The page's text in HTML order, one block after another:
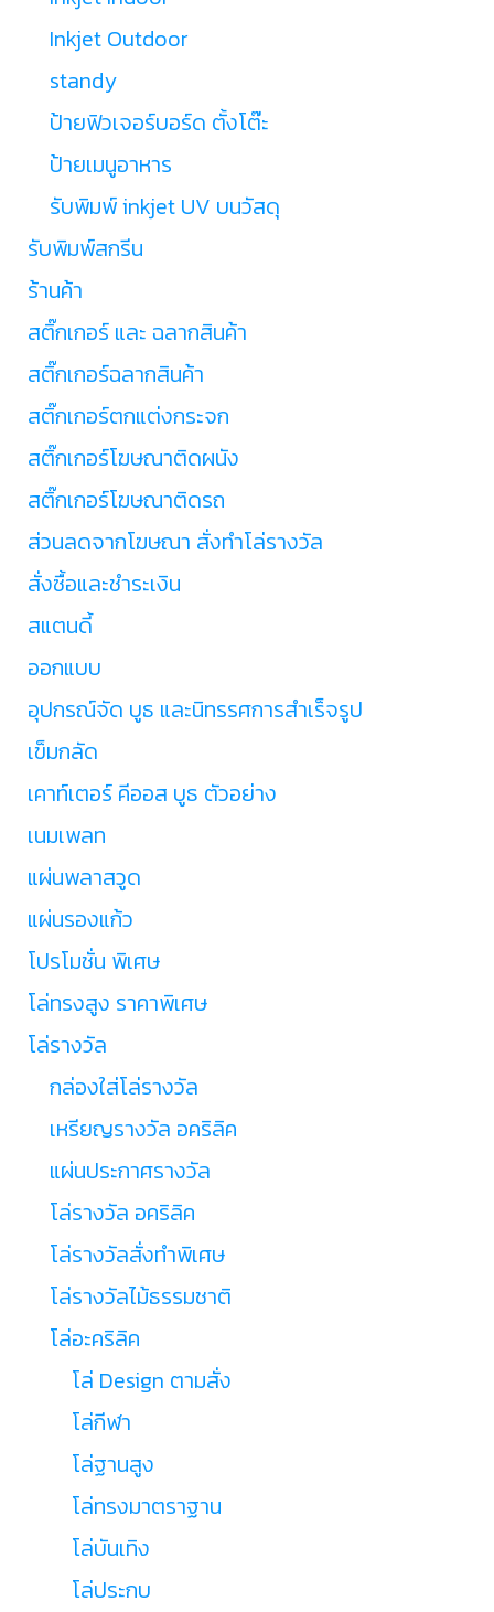
Inkjet Outdoor
standy
ป้ายฟิวเจอร์บอร์ด ตั้งโต๊ะ
ป้ายเมนูอาหาร
รับพิมพ์ inkjet UV บนวัสดุ
รับพิมพ์สกรีน
ร้านค้า
สติ๊กเกอร์ และ ฉลากสินค้า
สติ๊กเกอร์ฉลากสินค้า
สติ๊กเกอร์ตกแต่งกระจก
สติ๊กเกอร์โฆษณาติดผนัง
สติ๊กเกอร์โฆษณาติดรถ
ส่วนลดจากโฆษณา สั่งทำโล่รางวัล
สั่งซื้อและชำระเงิน
สแตนดี้
ออกแบบ
อุปกรณ์จัด บูธ และนิทรรศการสำเร็จรูป
เข็มกลัด
เคาท์เตอร์ คีออส บูธ ตัวอย่าง
เนมเพลท
แผ่นพลาสวูด
แผ่นรองแก้ว
โปรโมชั่น พิเศษ
โล่ทรงสูง ราคาพิเศษ
โล่รางวัล
กล่องใส่โล่รางวัล
เหรียญรางวัล อคริลิค
แผ่นประกาศรางวัล
โล่รางวัล อคริลิค
โล่รางวัลสั่งทำพิเศษ
โล่รางวัลไม้ธรรมชาติ
โล่อะคริลิค
โล่ Design ตามสั่ง
โล่กีฬา
โล่ฐานสูง
โล่ทรงมาตราฐาน
โล่บันเทิง
โล่ประกบ